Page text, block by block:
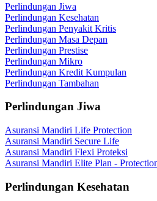
Perlindungan Jiwa
Perlindungan Kesehatan
Perlindungan Penyakit Kritis
Perlindungan Masa Depan
Perlindungan Prestise
Perlindungan Mikro
Perlindungan Kredit Kumpulan
Perlindungan Tambahan
Perlindungan Jiwa
Asuransi Mandiri Life Protection
Asuransi Mandiri Secure Life
Asuransi Mandiri Flexi Proteksi
Asuransi Mandiri Elite Plan -
Perlindungan Kesehatan